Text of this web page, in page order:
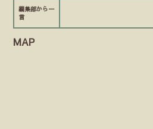
編集部から一
言
MAP